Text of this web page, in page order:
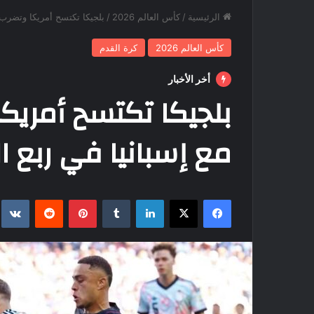
الرئيسية / كأس العالم 2026 / بلجيكا تكتسح أمريكا
كأس العالم 2026 كرة القدم
أخر الأخبار
بلجيكا تكتسح
مع إسبانيا في ربع
فيسبوك ‫X لينكدإن بينتيريست